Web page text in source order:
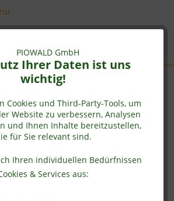
Ihrer Daten ist uns
wichtig!
Cookies und Third-Party-Tools, um
Website zu verbessern, Analysen
und Ihnen Inhalte bereitzustellen,
für Sie relevant sind.
Ihren individuellen Bedürfnissen
& Services aus:
Koralle